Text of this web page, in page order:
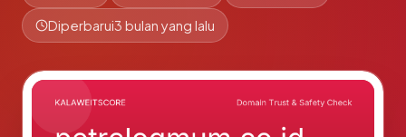
Diperbarui3 bulan yang lalu